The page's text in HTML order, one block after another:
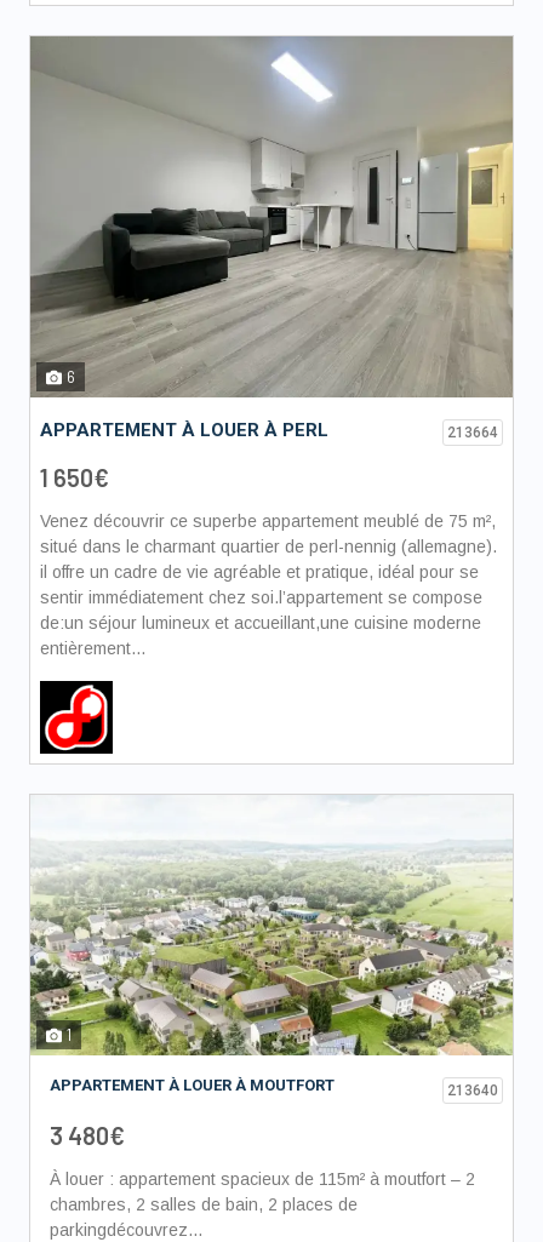
6
APPARTEMENT À LOUER À PERL 213664
1 650€
Venez découvrir ce superbe appartement meublé de 75 m²,
situé dans le charmant quartier de perl-nennig (allemagne).
il offre un cadre de vie agréable et pratique, idéal pour se
sentir immédiatement chez soi.l’appartement se compose
de:un séjour lumineux et accueillant,une cuisine moderne
entièrement...
1
APPARTEMENT À LOUER À MOUTFORT 213640
3 480€
À louer : appartement spacieux de 115m² à moutfort – 2
chambres, 2 salles de bain, 2 places de
parkingdécouvrez...